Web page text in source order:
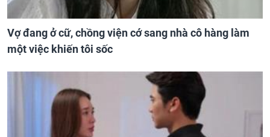
Vợ đang ở cữ, chồng viện cớ sang nhà cô hàng làm
một việc khiến tôi sốc